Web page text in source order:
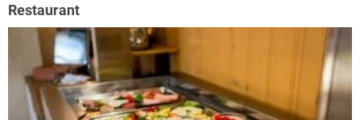
Vor den inneren Auge tauchen die Berge auf, ein Schwarzwaldhof mit
weit heruntergezogenem Dach - und eine schöne Frau mit Bollenhut...
Träumen Sie schon ?
Dann stellen Sie sich dies alles in einem Raum vor.
Sie betreten Ihre Unterkunft im Schwarzwald.
Restaurant